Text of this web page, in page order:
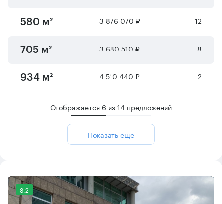
580 м² 3 876 070 ₽ 12
705 м² 3 680 510 ₽ 8
934 м² 4 510 440 ₽ 2
Отображается 6 из14 предложений
Показать ещё
8.2